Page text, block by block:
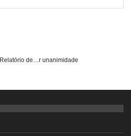
Relatório de…r unanimidade